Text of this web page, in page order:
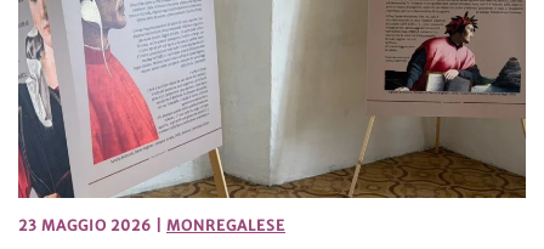
23 MAGGIO 2026 MONREGALESE